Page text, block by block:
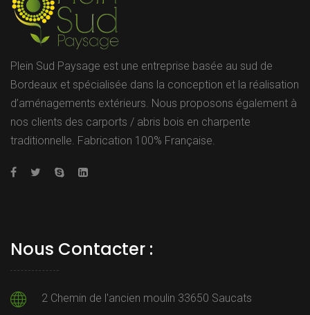
Plein Sud Paysage est une entreprise basée au sud de
Bordeaux et spécialisée dans la conception et la réalisation
d’aménagements extérieurs. Nous proposons également à
nos clients des carports / abris bois en charpente
traditionnelle. Fabrication 100% Française.
Nous Contacter :
2 Chemin de l'ancien moulin 33650 Saucats